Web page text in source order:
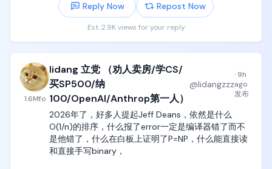
Reply Now Repost Now
Est. 2.9K views for your reply
1.6Mfo
lidang 立党 （劝人卖房/学CS/
买SP500/纳
100/OpenAI/Anthrop第一人）
@lidangzzz
· 9h
ago
发布
2026年了，好多人提起Jeff Deans，依然是什么
O(1/n)的排序，什么报了error一定是编译器错了而不
是他错了，什么在白板上证明了P=NP，什么能直接读
和直接手写binary，